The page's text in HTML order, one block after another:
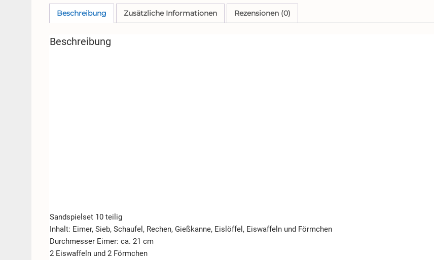
Beschreibung Zusätzliche Informationen Rezensionen (0)
Beschreibung
Sandspielset 10 teilig
Inhalt: Eimer, Sieb, Schaufel, Rechen, Gießkanne, Eislöffel, Eiswaffeln und Förmchen
Durchmesser Eimer: ca. 21 cm
2 Eiswaffeln und 2 Förmchen